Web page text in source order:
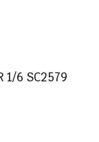
1/6 SC2579